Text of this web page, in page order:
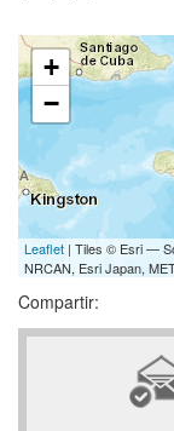
+
−
Leaflet | Tiles © Esri —
NRCAN, Esri Japan,
Compartir: